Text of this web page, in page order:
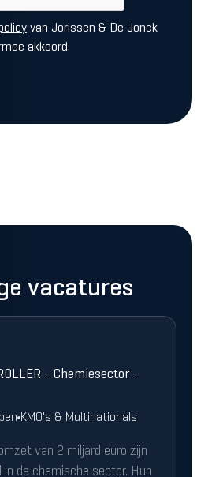
van Jorissen & De Jonck
akkoord.
vacatures
- Chemiesector -
KMO's & Multinationals
van 2 miljard euro zijn
de chemische sector. Hun